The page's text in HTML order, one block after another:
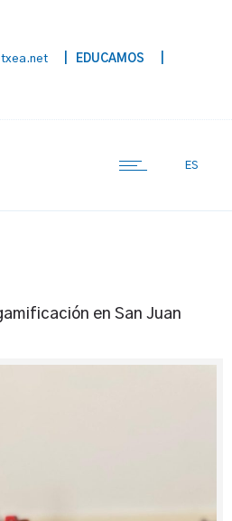
| EDUCAMOS
ES
en San Juan